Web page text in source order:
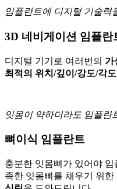
임플란트에 디지털 기술력
3D 네비게이션 임플란
디지털 기기로 여러번의 가
최적의 위치/깊이/강도/각
잇몸이 약하더라도 임플란
뼈이식 임플란트
충분한 잇몸뼈가 있어야
족한 잇몸뼈를 채우기 위한